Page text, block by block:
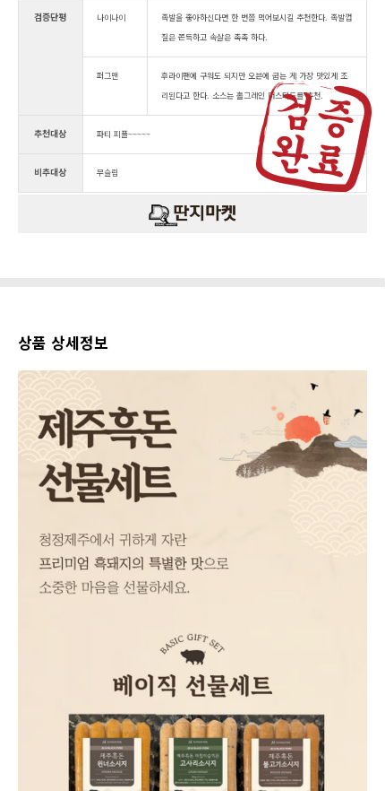
검증단평 나이나이
족발을 좋아하신다면 한 번쯤 먹어보시길 추천한다. 족발껍
질은 쫀득하고 속살은 촉촉 하다.
퍼그맨
후라이팬에 구워도 되지만 오븐에 굽는 게 가장 맛있게 조
리된다고 한다. 소스는 홀그레인 머스타드를 추천.
추천대상 파티 피플~~~~~
비추대상 무슬림
상품 상세정보